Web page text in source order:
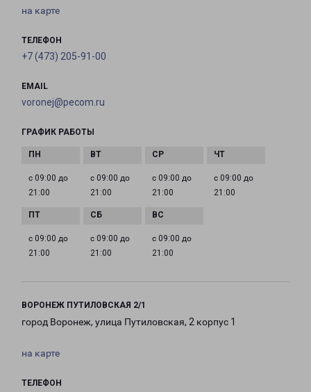
на карте
ТЕЛЕФОН
+7 (473) 205-91-00
EMAIL
voronej@pecom.ru
ГРАФИК РАБОТЫ
с 09:00 до
21:00
с 09:00 до
21:00
с 09:00 до
21:00
с 09:00 до
21:00
с 09:00 до
21:00
с 09:00 до
21:00
с 09:00 до
21:00
ВОРОНЕЖ ПУТИЛОВСКАЯ 2/1
город Воронеж, улица Путиловская, 2 корпус 1
на карте
ТЕЛЕФОН